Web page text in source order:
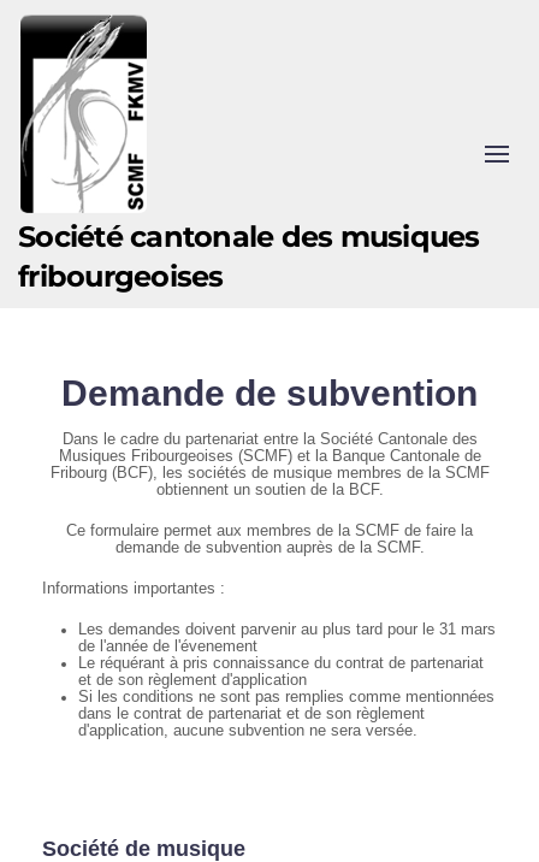
Accéder au contenu principal
Société cantonale des musiques
fribourgeoises
Demande de subvention
Dans le cadre du partenariat entre la Société Cantonale des
Musiques Fribourgeoises (SCMF) et la Banque Cantonale de
Fribourg (BCF), les sociétés de musique membres de la SCMF
obtiennent un soutien de la BCF.
Ce formulaire permet aux membres de la SCMF de faire la
demande de subvention auprès de la SCMF.
Informations importantes :
Les demandes doivent parvenir au plus tard pour le 31 mars
de l'année de l'évenement
Le réquérant à pris connaissance du contrat de partenariat
et de son règlement d'application
Si les conditions ne sont pas remplies comme mentionnées
dans le contrat de partenariat et de son règlement
d'application, aucune subvention ne sera versée.
Société de musique